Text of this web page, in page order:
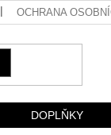
OCHRANA
DOPLŇKY